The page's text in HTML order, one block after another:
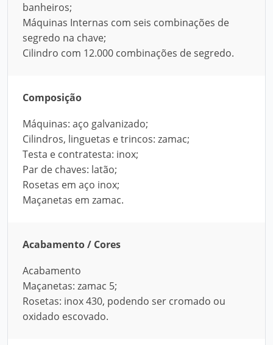
banheiros;
Máquinas Internas com seis combinações de
segredo na chave;
Cilindro com 12.000 combinações de segredo.
Composição
Máquinas: aço galvanizado;
Cilindros, linguetas e trincos: zamac;
Testa e contratesta: inox;
Par de chaves: latão;
Rosetas em aço inox;
Maçanetas em zamac.
Acabamento / Cores
Acabamento
Maçanetas: zamac 5;
Rosetas: inox 430, podendo ser cromado ou
oxidado escovado.